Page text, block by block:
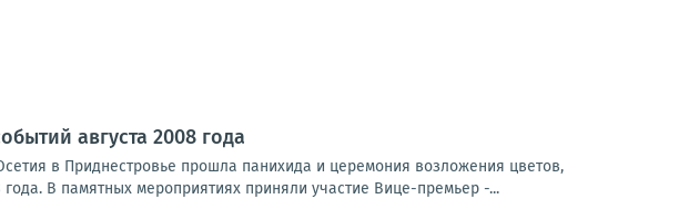
августа 2008 года
в Приднестровье прошла панихида и церемония возложения цветов,
В памятных мероприятиях приняли участие Вице-премьер -...